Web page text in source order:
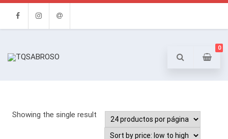
0
Showing the single result